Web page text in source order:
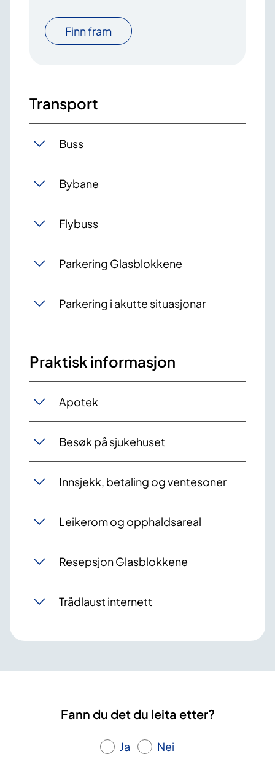
Finn fram
Transport
Buss
Bybane
Flybuss
Parkering Glasblokkene
Parkering i akutte situasjonar
Praktisk informasjon
Apotek
Besøk på sjukehuset
Innsjekk, betaling og ventesoner
Leikerom og opphaldsareal
Resepsjon Glasblokkene
Trådlaust internett
Fann du det du leita etter?
Ja Nei